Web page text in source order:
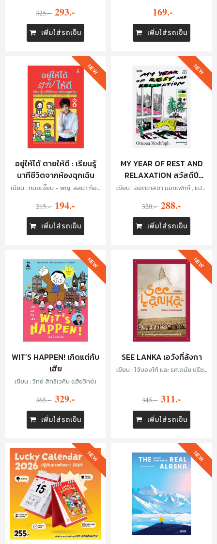
325.- 293.-
เพิ่มใส่รถเข็น
169.-
เพิ่มใส่รถเข็น
อยู่ให้ได้ ตายให้ดี : เรียนรู้
นาทีชีวิตจากห้องฉุกเฉิน
เขียน : หมอเจี๊ยบ - พญ. ลลนา ก้อง
อร เฉลิมดำริชัย
215.- 194.-
เพิ่มใส่รถเข็น
NEW
MY YEAR OF REST AND
RELAXATION สวัสดีปี
หน่าย
เขียน : ออตเทสซา มอชเฟกห์ , แปล:
320.- 288.-
เพิ่มใส่รถเข็น
NEW
WIT’S HAPPEN! เกิดแต่กับ
เฮีย
เขียน : วิทย์ สิทธิเวคิน (เฮียวิทย์)
365.- 329.-
เพิ่มใส่รถเข็น
NEW
SEE LANKA เอวังที่ลังกา
เขียน : โจ้บองโก้ และ รศ.ดนัย ปรีชา
345.- 311.-
เพิ่มใส่รถเข็น
NEW
NEW NEW